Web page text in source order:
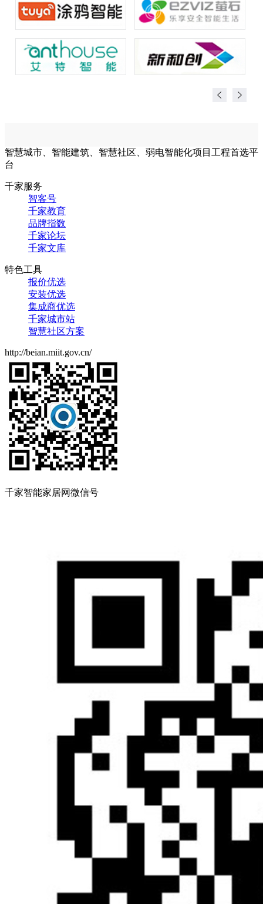
智慧城市、智能建筑、智慧社区、弱电智能化项目工程首选平
台
千家服务
智客号
千家教育
品牌指数
千家论坛
千家文库
特色工具
报价优选
安装优选
集成商优选
千家城市站
智慧社区方案
http://beian.miit.gov.cn/
千家智能家居网微信号